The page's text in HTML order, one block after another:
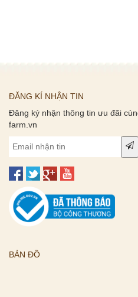
ĐĂNG KÍ NHẬN TIN
Đăng ký nhận thông tin ưu đãi
farm.vn
BẢN ĐỒ